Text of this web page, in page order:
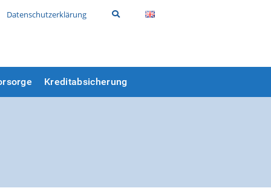
Datenschutzerklärung
Kreditabsicherung